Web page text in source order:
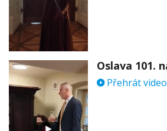
Přehrát video